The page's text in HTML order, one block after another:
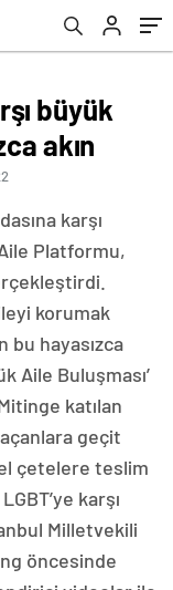
büyük
akın
karşı
Platformu,
korumak
bu hayasızca
Aile Buluşması’
katılan
açanlara geçit
çetelere teslim
karşı
Milletvekili
öncesinde